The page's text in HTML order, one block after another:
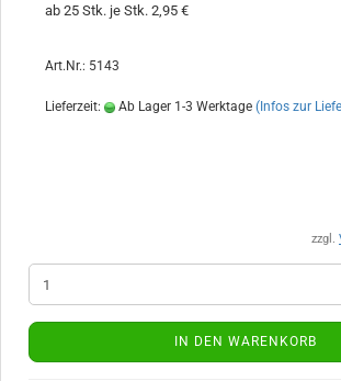
ab 25 Stk. je Stk. 2,95 €
Art.Nr.: 5143
Lieferzeit: Ab Lager 1-3 Werktage (Infos zur
zzgl.
IN DEN WARENKORB